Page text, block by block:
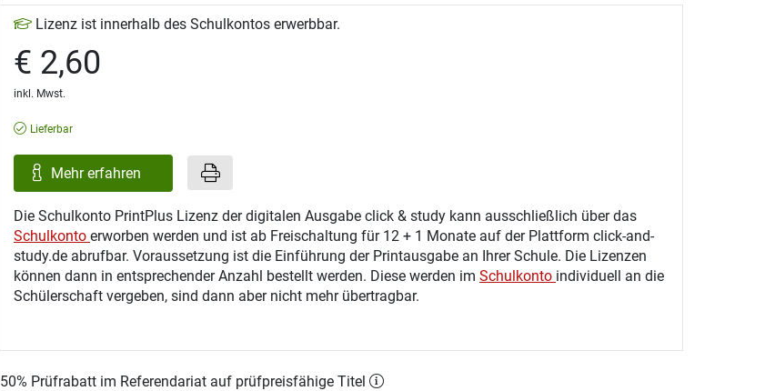
Lizenz ist innerhalb des Schulkontos erwerbbar.
€ 2,60
inkl. Mwst.
Lieferbar
Mehr erfahren
Die Schulkonto PrintPlus Lizenz der digitalen Ausgabe click & study kann ausschließlich über das
Schulkonto erworben werden und ist ab Freischaltung für 12 + 1 Monate auf der Plattform click-and-
study.de abrufbar. Voraussetzung ist die Einführung der Printausgabe an Ihrer Schule. Die Lizenzen
können dann in entsprechender Anzahl bestellt werden. Diese werden im Schulkonto individuell an die
Schülerschaft vergeben, sind dann aber nicht mehr übertragbar.
50% Prüfrabatt im Referendariat auf prüfpreisfähige Titel